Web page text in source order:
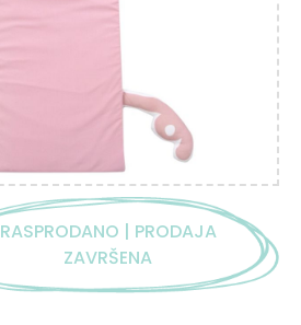
RASPRODANO | PRODAJA
ZAVRŠENA